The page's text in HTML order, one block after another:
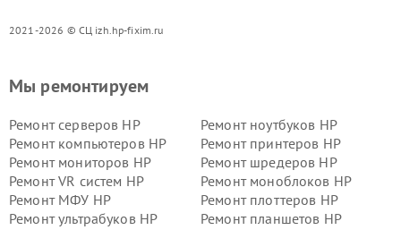
2021-2026 © СЦ izh.hp-fixim.ru
Мы ремонтируем
Ремонт серверов HP
Ремонт ноутбуков HP
Ремонт компьютеров HP
Ремонт принтеров HP
Ремонт мониторов HP
Ремонт шредеров HP
Ремонт VR систем HP
Ремонт моноблоков HP
Ремонт МФУ HP
Ремонт плоттеров HP
Ремонт ультрабуков HP
Ремонт планшетов HP